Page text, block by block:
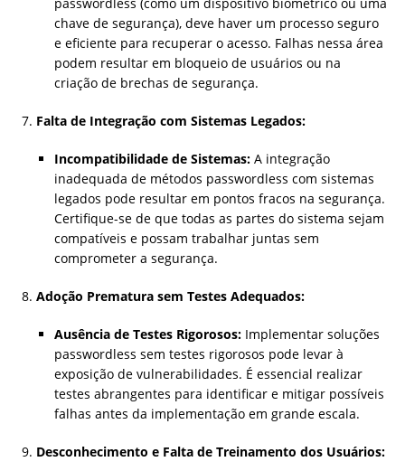
chave de segurança), deve haver um processo seguro
e eficiente para recuperar o acesso. Falhas nessa área
podem resultar em bloqueio de usuários ou na
criação de brechas de segurança.
Falta de Integração com Sistemas Legados:
Incompatibilidade de Sistemas: A integração
inadequada de métodos passwordless com sistemas
legados pode resultar em pontos fracos na segurança.
Certifique-se de que todas as partes do sistema sejam
compatíveis e possam trabalhar juntas sem
comprometer a segurança.
Adoção Prematura sem Testes Adequados:
Ausência de Testes Rigorosos: Implementar soluções
passwordless sem testes rigorosos pode levar à
exposição de vulnerabilidades. É essencial realizar
testes abrangentes para identificar e mitigar possíveis
falhas antes da implementação em grande escala.
Desconhecimento e Falta de Treinamento dos Usuários: